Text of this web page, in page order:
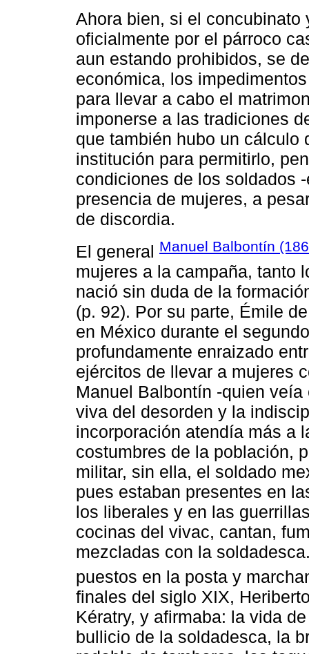
Ahora bien, si el
oficialmente por el párroco
aun estando prohibidos, se
económica, los
para llevar a cabo el
imponerse a las tradiciones
que también hubo un cálculo
institución para permitirlo,
condiciones de los soldados
presencia de mujeres, a
de discordia.
El general Manuel Balbontín
mujeres a la campaña, tanto
nació sin duda de la
(p. 92). Por su parte, Émile
en México durante el
profundamente enraizado
ejércitos de llevar a mujeres
Manuel Balbontín -quien
viva del desorden y la
incorporación atendía más a
costumbres de la población,
militar, sin ella, el soldado
pues estaban presentes en
los liberales y en las
cocinas del vivac, cantan,
mezcladas con la
puestos en la posta y
finales del siglo XIX,
Kératry, y afirmaba: la vida
bullicio de la soldadesca, la